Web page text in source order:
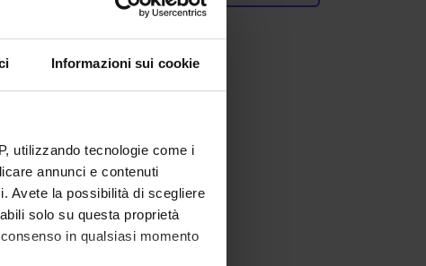
Informazioni sui cookie
utilizzando tecnologie come i
annunci e contenuti
Avete la possibilità di scegliere
solo su questa proprietà
in qualsiasi momento
(SSD)